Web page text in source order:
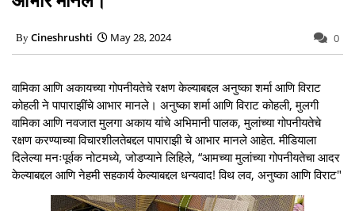
Cineshrushti May 28, 2024 0
वामिका आणि अकायच्या गोपनीयतेचे रक्षण केल्याबद्दल अनुष्का शर्मा आणि विराट
कोहली ने पापाराझींचे आभार मानले। अनुष्का शर्मा आणि विराट कोहली, मुलगी
वामिका आणि नवजात मुलगा अकाय यांचे अभिमानी पालक, मुलांच्या गोपनीयतेचे
रक्षण करण्याच्या विचारशीलतेबद्दल पापाराझी चे आभार मानले आहेत. मीडियाला
दिलेल्या मनःपूर्वक नोटमध्ये, जोडप्याने लिहिले, “आमच्या मुलांच्या गोपनीयतेचा आदर
केल्याबद्दल आणि नेहमी सहकार्य केल्याबद्दल धन्यवाद! विथ लव, अनुष्का आणि विराट"